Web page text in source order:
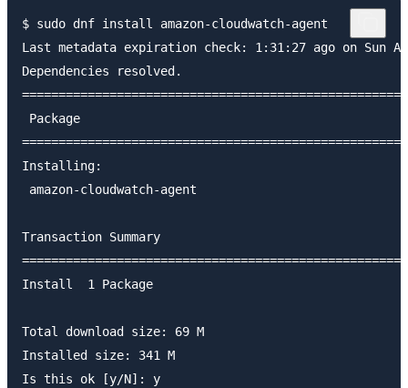
$ sudo dnf install amazon-cloudwatch-agent
Last metadata expiration check: 1:31:27 ago on Sun
Dependencies resolved.
Package
Installing:
amazon-cloudwatch-agent
Transaction Summary
Install  1 Package
Total download size: 69 M
Installed size: 341 M
Is this ok [y/N]: y